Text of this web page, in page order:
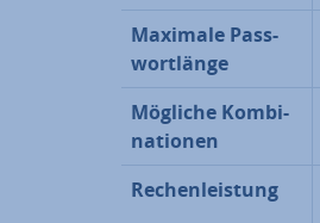
Maximale Pass­
wort­län­ge
Mögliche Kom­bi­
na­tio­nen
Re­chen­leis­tung